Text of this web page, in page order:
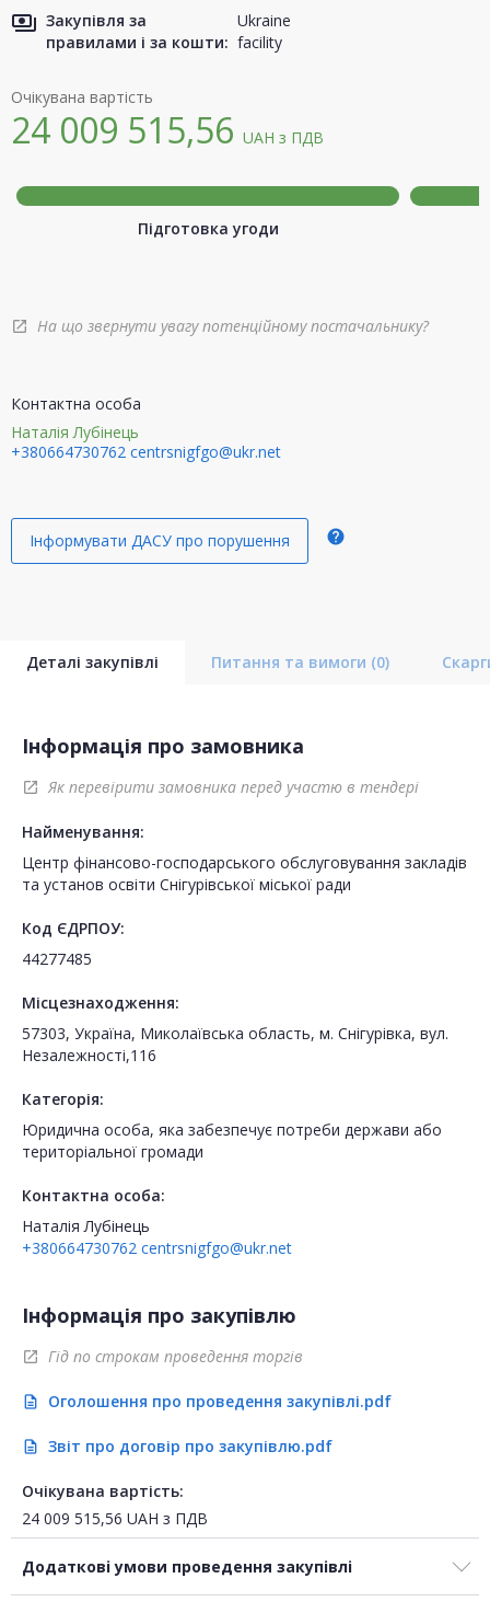
Закупівля за
правилами і за кошти:
Ukraine
facility
Очікувана вартість
24 009 515,56 UAH з ПДВ
Підготовка угоди
open_in_new На що звернути увагу потенційному постачальнику?
Контактна особа
Наталія Лубінець
+380664730762 centrsnigfgo@ukr.net
Інформувати ДАСУ про порушення help
Деталі закупівлі Питання та вимоги (0)
Інформація про замовника
open_in_new Як перевірити замовника перед участю в тендері
Найменування:
Центр фінансово-господарського обслуговування закладів
та установ освіти Снігурівської міської ради
Код ЄДРПОУ:
44277485
Місцезнаходження:
57303, Україна, Миколаївська область, м. Снігурівка, вул.
Незалежності,116
Категорія:
Юридична особа, яка забезпечує потреби держави або
територіальної громади
Контактна особа:
Наталія Лубінець
+380664730762 centrsnigfgo@ukr.net
Інформація про закупівлю
open_in_new Гід по строкам проведення торгів
description Оголошення про проведення закупівлі.pdf
description Звіт про договір про закупівлю.pdf
Очікувана вартість:
24 009 515,56 UAH з ПДВ
Додаткові умови проведення закупівлі